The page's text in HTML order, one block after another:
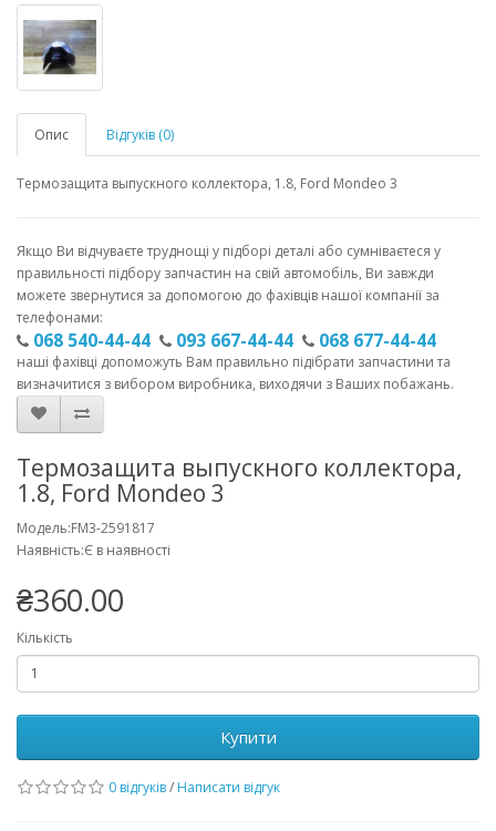
Опис Відгуків (0)
Термозащита выпускного коллектора, 1.8, Ford Mondeo 3
Якщо Ви відчуваєте труднощі у підборі деталі або сумніваєтеся у
правильності підбору запчастин на свій автомобіль, Ви завжди
можете звернутися за допомогою до фахівців нашої компанії за
телефонами:
068 540-44-44 093 667-44-44 068 677-44-44
наші фахівці допоможуть Вам правильно підібрати запчастини та
визначитися з вибором виробника, виходячи з Ваших побажань.
Термозащита выпускного коллектора,
1.8, Ford Mondeo 3
Модель:FM3-2591817
Наявність:Є в наявності
₴360.00
Кількість
Купити
0 відгуків/ Написати відгук